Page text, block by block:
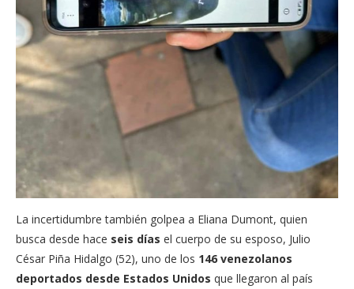
La incertidumbre también golpea a Eliana Dumont, quien
busca desde hace seis días el cuerpo de su esposo, Julio
César Piña Hidalgo (52), uno de los 146 venezolanos
deportados desde Estados Unidos que llegaron al país